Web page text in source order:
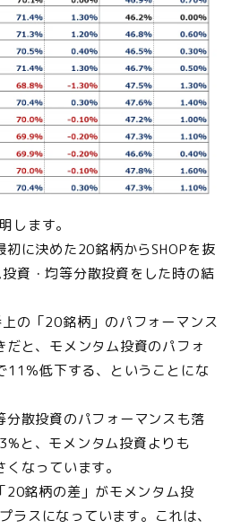
します。
初に決めた20銘柄からSHOPを抜
資・均等分散投資をした時の結
の「20銘柄」のパフォーマンス
だと、モメンタム投資のパフォ
11％低下する、ということにな
分散投資のパフォーマンスも落
と、モメンタム投資よりも
なっています。
20銘柄の差」がモメンタム投
ラスになっています。これは、